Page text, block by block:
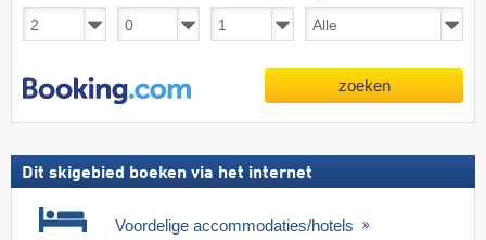
zoeken
Dit skigebied boeken via het internet
Voordelige accommodaties/hotels